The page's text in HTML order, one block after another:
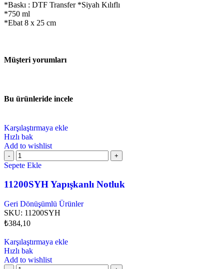
*Baskı : DTF Transfer *Siyah Kılıflı
*750 ml
*Ebat 8 x 25 cm
Müşteri yorumları
Bu ürünleride incele
Karşılaştırmaya ekle
Hızlı bak
Add to wishlist
Sepete Ekle
11200SYH Yapışkanlı Notluk
Geri Dönüşümlü Ürünler
SKU: 11200SYH
₺384,10
Karşılaştırmaya ekle
Hızlı bak
Add to wishlist